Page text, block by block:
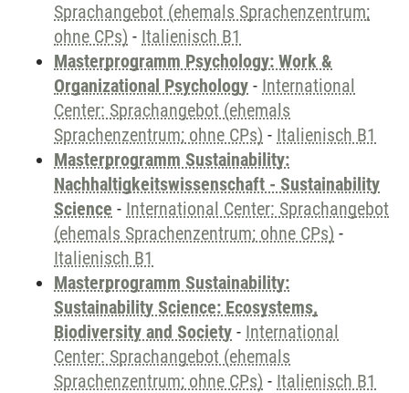
Sprachangebot (ehemals Sprachenzentrum;
ohne CPs) - Italienisch B1
Masterprogramm Psychology: Work &
Organizational Psychology - International
Center: Sprachangebot (ehemals
Sprachenzentrum; ohne CPs) - Italienisch B1
Masterprogramm Sustainability:
Nachhaltigkeitswissenschaft - Sustainability
Science - International Center: Sprachangebot
(ehemals Sprachenzentrum; ohne CPs) -
Italienisch B1
Masterprogramm Sustainability:
Sustainability Science: Ecosystems,
Biodiversity and Society - International
Center: Sprachangebot (ehemals
Sprachenzentrum; ohne CPs) - Italienisch B1